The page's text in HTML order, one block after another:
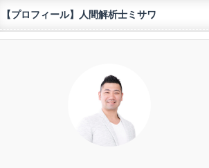
【プロフィール】人間解析士ミサワ